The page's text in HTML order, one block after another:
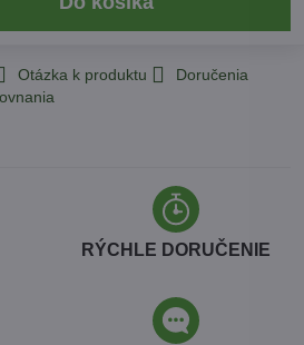
Otázka k produktu Doručenia
RÝCHLE DORUČENIE